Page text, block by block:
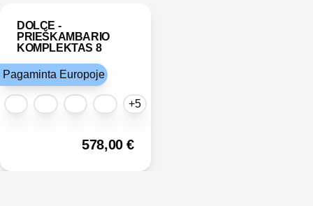
DOLCE -
PRIEŠKAMBARIO
KOMPLEKTAS 8
Pagaminta Europoje
+5
578,00€